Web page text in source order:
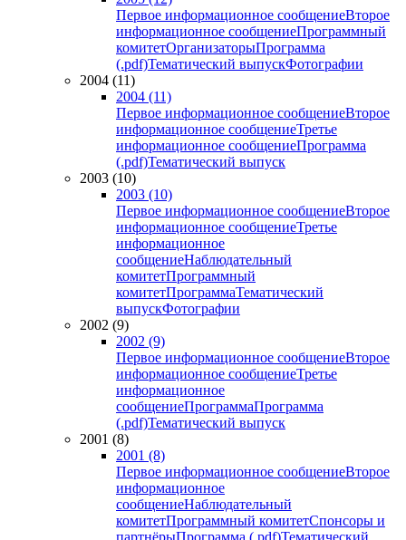
Первое информационное сообщениеВторое
информационное сообщениеПрограммный
комитетОрганизаторыПрограмма
(.pdf)Тематический выпускФотографии
2004 (11)
2004 (11)
Первое информационное сообщениеВторое
информационное сообщениеТретье
информационное сообщениеПрограмма
(.pdf)Тематический выпуск
2003 (10)
2003 (10)
Первое информационное сообщениеВторое
информационное сообщениеТретье
информационное
сообщениеНаблюдательный
комитетПрограммный
комитетПрограммаТематический
выпускФотографии
2002 (9)
2002 (9)
Первое информационное сообщениеВторое
информационное сообщениеТретье
информационное
сообщениеПрограммаПрограмма
(.pdf)Тематический выпуск
2001 (8)
2001 (8)
Первое информационное сообщениеВторое
информационное
сообщениеНаблюдательный
комитетПрограммный комитетСпонсоры и
партнёрыПрограмма (.pdf)Тематический